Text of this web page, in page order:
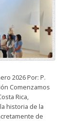
2026 Por: P.
Comenzamos
Rica,
historia de la
de